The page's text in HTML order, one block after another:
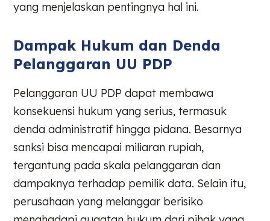
yang menjelaskan pentingnya hal ini.
Dampak Hukum dan Denda
Pelanggaran UU PDP
Pelanggaran UU PDP dapat membawa
konsekuensi hukum yang serius, termasuk
denda administratif hingga pidana. Besarnya
sanksi bisa mencapai miliaran rupiah,
tergantung pada skala pelanggaran dan
dampaknya terhadap pemilik data. Selain itu,
perusahaan yang melanggar berisiko